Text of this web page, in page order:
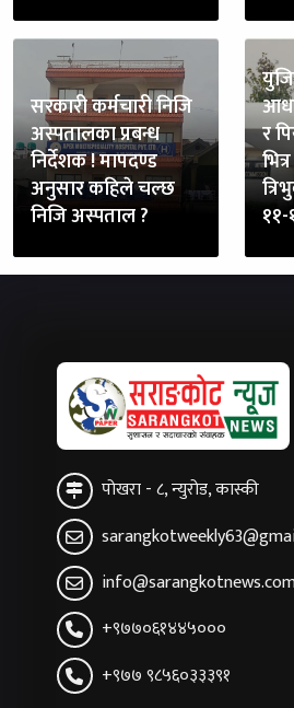
सरकारी कर्मचारी निजि
अस्पतालका प्रबन्ध
निर्देशक ! मापदण्ड
अनुसार कहिले चल्छ
निजि अस्पताल ?
र
११-
पोखरा - ८, न्युरोड, कास्की
+९७७०६१४४५०००
+९७७ ९८५६०३३३९१